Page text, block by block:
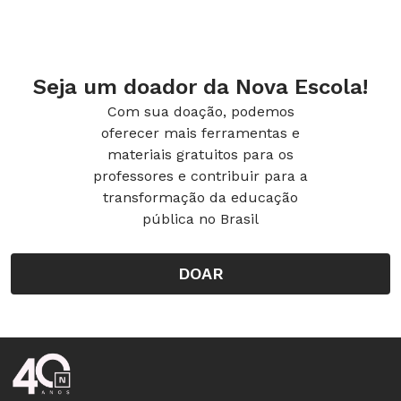
Escrever bilhetes na
Alfabetização envolve
diferentes saberes, que vão
além da compreensão das
características do gênero e sua
produção escrita, pois há
alfabética. Por isso, as
intervenções pontuais do
Seja um doador da Nova Escola!
Com sua doação, podemos
oferecer mais ferramentas e
materiais gratuitos para os
professores e contribuir para a
transformação da educação
pública no Brasil
DOAR
Rodapé da Nova Escola